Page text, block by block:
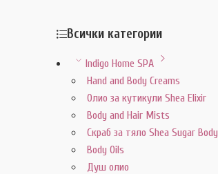
Всички категории
Indigo Home SPA
Hand and Body Creams
Олио за кутикули Shea Elixir
Body and Hair Mists
Скраб за тяло Shea Sugar
Body Oils
Душ олио